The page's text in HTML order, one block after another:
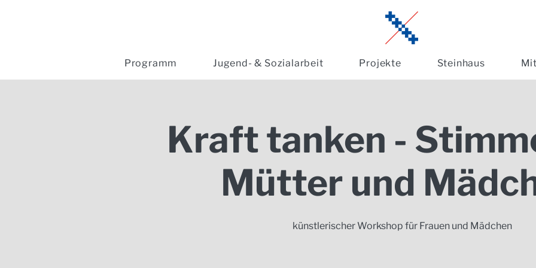
Programm Jugend- & Sozialarbeit Projekte Steinhaus
Kraft tanken -
Mütter und
künstlerischer Workshop für Frauen und Mädchen